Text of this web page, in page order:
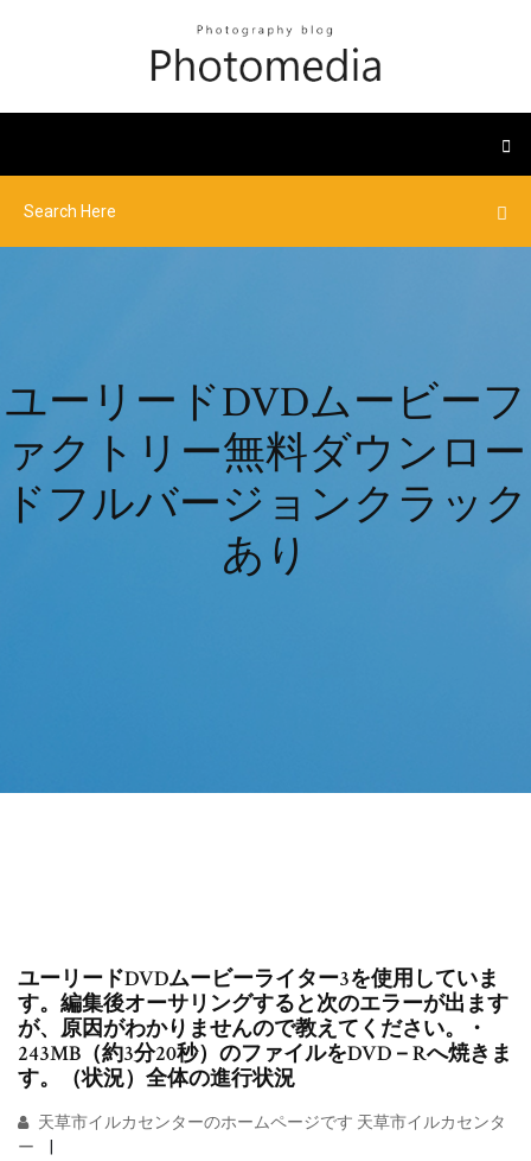
ユーリードDVDムービーフ
ァクトリー無料ダウンロー
ドフルバージョンクラック
あり
ユーリードDVDムービーライター3を使用していま
す。編集後オーサリングすると次のエラーが出ます
が、原因がわかりませんので教えてください。・
243MB（約3分20秒）のファイルをDVD－Rへ焼きま
す。（状況）全体の進行状況
天草市イルカセンターのホームページです 天草市イルカセンタ
ー